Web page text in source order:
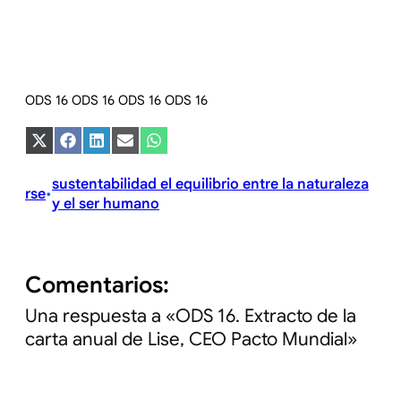
ODS 16 ODS 16 ODS 16 ODS 16
Compartir
en
(Twitter)
Compartir
en
Compartir
en
Compartir
en
Compartir
en
rse•
sustentabilidad el equilibrio entre la naturaleza
y el ser humano
Comentarios:
Una respuesta a «ODS 16. Extracto de la
carta anual de Lise, CEO Pacto Mundial»